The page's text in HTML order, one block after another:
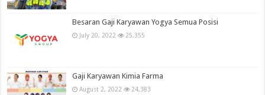
Besaran Gaji Karyawan Yogya Semua Posisi
July 20, 2022 25,355
Gaji Karyawan Kimia Farma
August 2, 2022 24,383